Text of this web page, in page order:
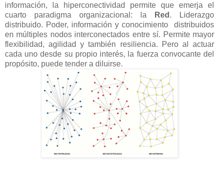
información, la hiperconectividad permite que emerja el
cuarto paradigma organizacional: la
Red . Liderazgo
distribuido. Poder, información y conocimiento distribuidos
en múltiples nodos interconectados entre sí. Permite mayor
flexibilidad, agilidad y también resiliencia. Pero al actuar
cada uno desde su propio interés, la fuerza convocante del
propósito, puede tender a diluirse.